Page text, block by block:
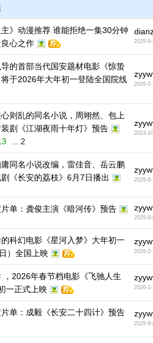
主》动漫推荐 谁能拒绝一集30分钟
心之作
2025-9-
的首部当代国安题材电影《惊蛰
于2026年大年初一登陆全国院线
1
2026-
则乱的同名小说，周翊然、包上
剧《江湖夜雨十年灯》预告
2
1
2024-
同名小说改编，雷佳音、岳云鹏
《长安的荔枝》6月7日播出
1
2025-6-
单：龚俊主演《暗河传》预告
1
2025-9-
科幻电影《星河入梦》大年初一
）全国上映
1
2026-
，2026年春节档电影《飞驰人生
一正式上映
1
2026-
单：成毅《长安二十四计》预告
1
2025-9-